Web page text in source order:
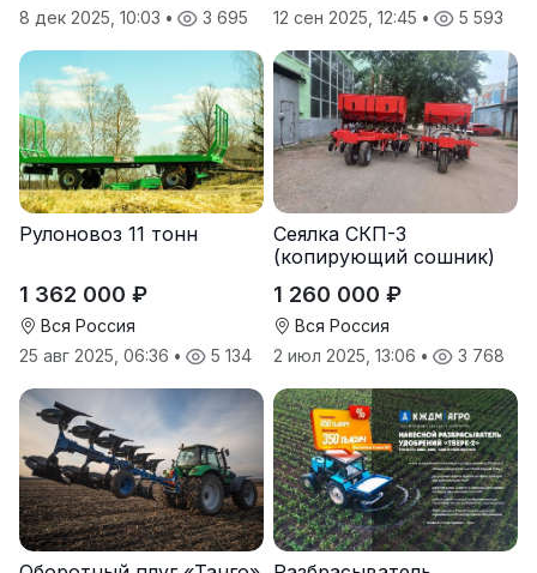
8 дек 2025, 10:03 • 3 695
12 сен 2025, 12:45 • 5 593
Рулоновоз 11 тонн
1 362 000 ₽
Вся Россия
25 авг 2025, 06:36 • 5 134
Сеялка СКП-3
(копирующий сошник)
1 260 000 ₽
Вся Россия
2 июл 2025, 13:06 • 3 768